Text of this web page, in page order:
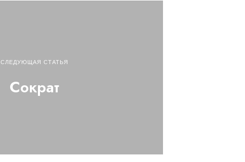
СЛЕДУЮЩАЯ СТАТЬЯ
Сократ